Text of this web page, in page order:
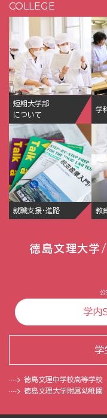
COLLEGE
短期大学部
について
学
就職支援・進路 教
徳島文理大学
学内
徳島文理中学校高等学校
徳島文理大学附属幼稚園
学